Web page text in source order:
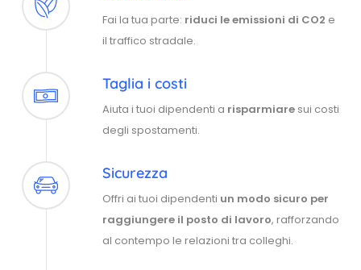
Fai la tua parte: riduci le emissioni di CO2 e
il traffico stradale.
Taglia i costi
Aiuta i tuoi dipendenti a risparmiaresui costi
degli spostamenti.
Sicurezza
Offri ai tuoi dipendenti un modo sicuro per
raggiungere il posto di lavoro, rafforzando
al contempo le relazioni tra colleghi.